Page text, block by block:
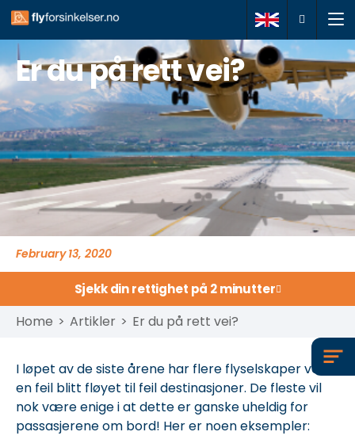
Meld inn sak
Om oss
Dine rettigheter
Spørsmål og svar
Kontakt
+47 21966109
Er du på rett vei?
February 13, 2020
Sjekk din rettighet på 2 minutter
Home > Artikler > Er du på rett vei?
I løpet av de siste årene har flere flyselskaper ved
en feil blitt fløyet til feil destinasjoner. De fleste vil
nok være enige i at dette er ganske uheldig for
passasjerene om bord! Her er noen eksempler: